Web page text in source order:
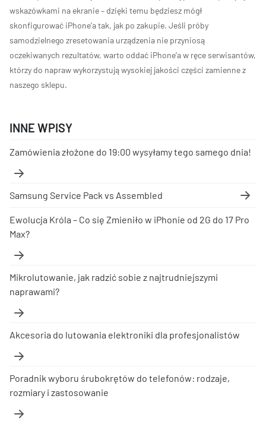
wskazówkami na ekranie – dzięki temu będziesz mógł
skonfigurować iPhone’a tak, jak po zakupie. Jeśli próby
samodzielnego zresetowania urządzenia nie przyniosą
oczekiwanych rezultatów, warto oddać iPhone’a w ręce serwisantów,
którzy do napraw wykorzystują wysokiej jakości części zamienne z
naszego sklepu.
INNE WPISY
Zamówienia złożone do 19:00 wysyłamy tego samego dnia!
Samsung Service Pack vs Assembled
Ewolucja Króla – Co się Zmieniło w iPhonie od 2G do 17 Pro
Max?
Mikrolutowanie, jak radzić sobie z najtrudniejszymi
naprawami?
Akcesoria do lutowania elektroniki dla profesjonalistów
Poradnik wyboru śrubokrętów do telefonów: rodzaje,
rozmiary i zastosowanie